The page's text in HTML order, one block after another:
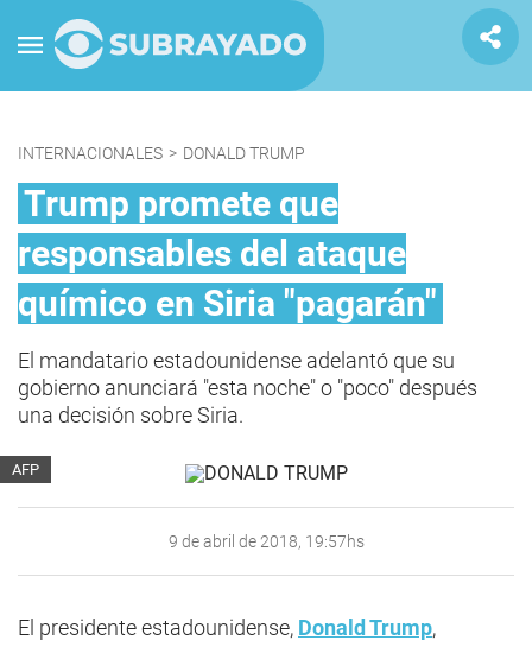
INTERNACIONALES > DONALD TRUMP
Trump promete que
responsables del ataque
químico en Siria "pagarán"
El mandatario estadounidense adelantó que su
gobierno anunciará "esta noche" o "poco" después
una decisión sobre Siria.
AFP
9 de abril de 2018, 19:57hs
El presidente estadounidense, Donald Trump,